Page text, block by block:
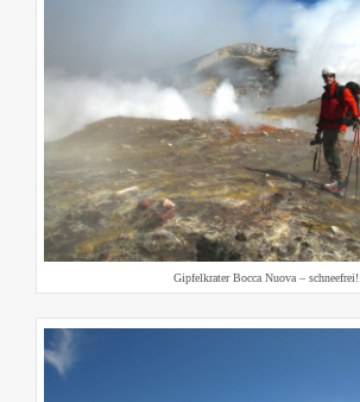
Gipfelkrater Bocca Nuova – schneefrei!